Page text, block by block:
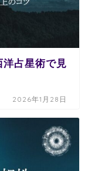
占星術で見
2026年1月28日